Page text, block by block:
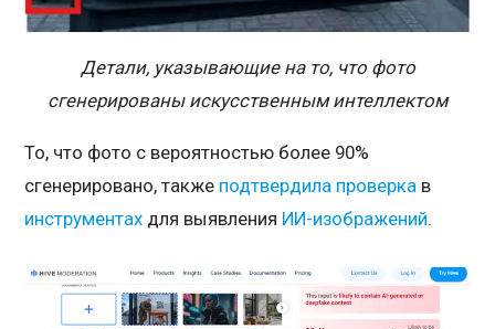
Детали, указывающие на то, что фото
сгенерированы искусственным интеллектом
То, что фото с вероятностью более 90%
сгенерировано, также подтвердила проверка в
инструментах для выявления ИИ-изображений.